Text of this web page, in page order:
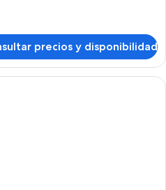
precios y disponibilidad
Un dormitorio con cama, mesita de